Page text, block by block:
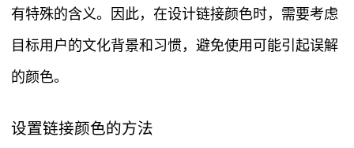
有特殊的含义。因此，在设计链接颜色时，需要考虑
目标用户的文化背景和习惯，避免使用可能引起误解
的颜色。
设置链接颜色的方法